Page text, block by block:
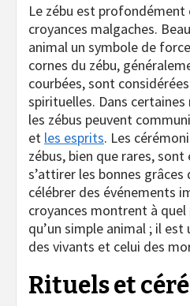
Le zébu est profondément
croyances malgaches.
animal un symbole de
cornes du zébu,
courbées, sont
spirituelles. Dans
les zébus peuvent
et les esprits. Les
zébus, bien que rares,
s’attirer les bonnes
célébrer des événements
croyances montrent à
qu’un simple animal ; il
des vivants et celui des
Rituels et